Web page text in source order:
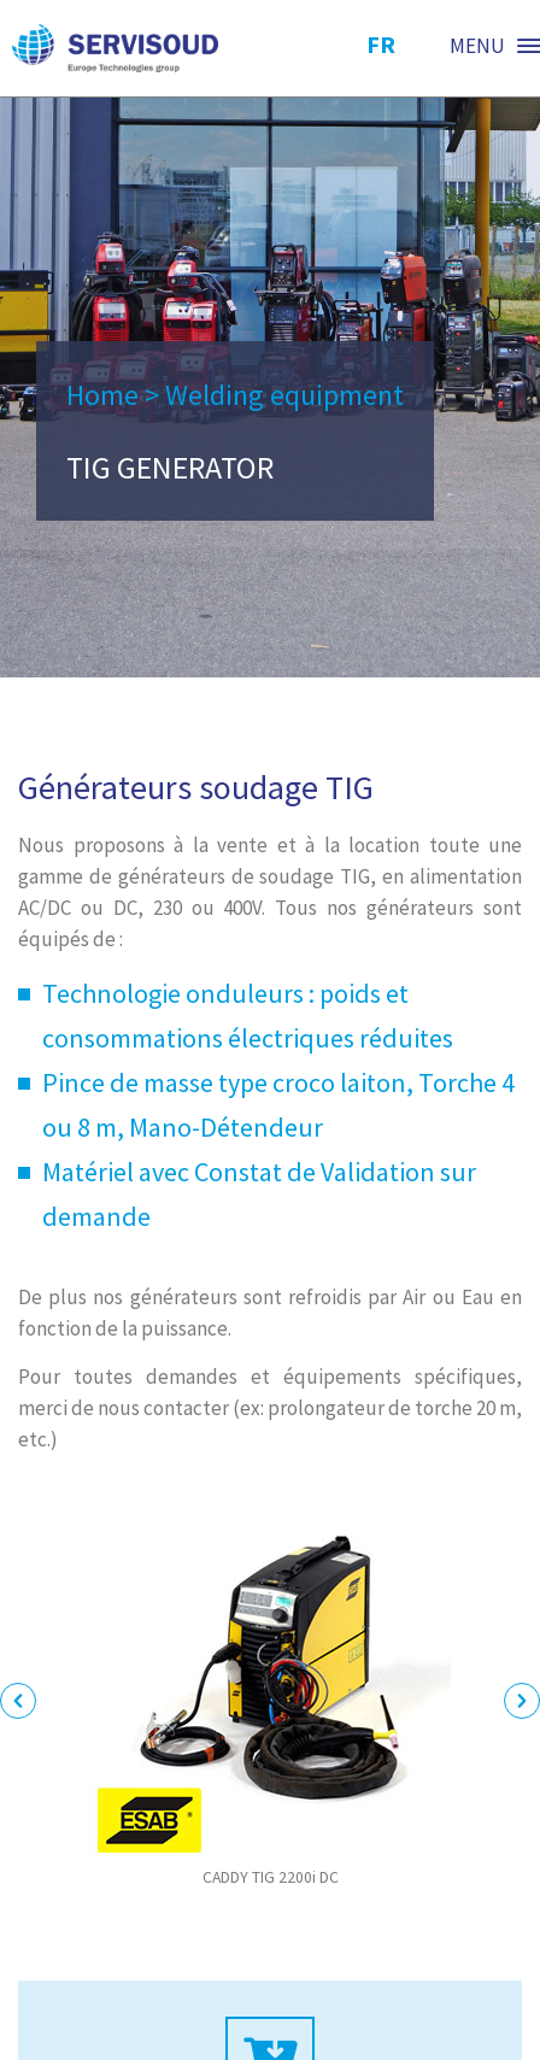
FR MENU
Home>Welding equipment
TIG GENERATOR
Générateurs soudage TIG
Nous proposons à la vente et à la location toute une
gamme de générateurs de soudage TIG, en alimentation
AC/DC ou DC, 230 ou 400V. Tous nos générateurs sont
équipés de :
Technologie onduleurs : poids et
consommations électriques réduites
Pince de masse type croco laiton, Torche 4
ou 8 m, Mano-Détendeur
Matériel avec Constat de Validation sur
demande
De plus nos générateurs sont refroidis par Air ou Eau en
fonction de la puissance.
Pour toutes demandes et équipements spécifiques,
merci de nous contacter (ex: prolongateur de torche 20 m,
etc.)
CADDY TIG 2200i DC